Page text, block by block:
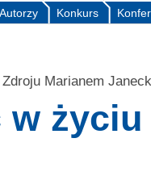
Konkurs
Autorzy
Marianem
w życiu